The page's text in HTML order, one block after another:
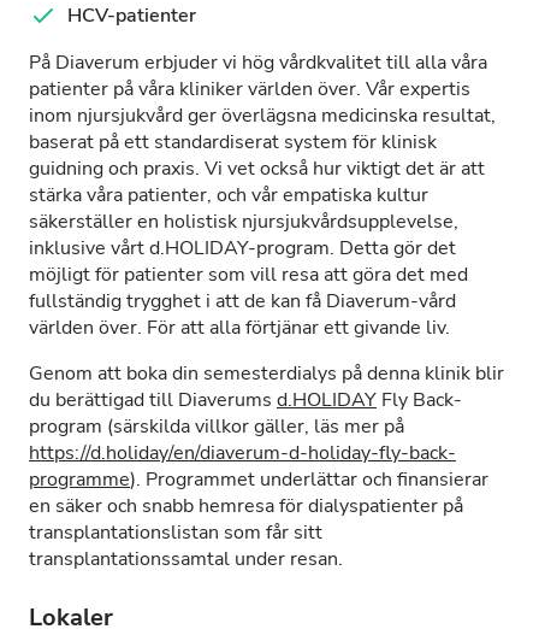
HCV-patienter
På Diaverum erbjuder vi hög vårdkvalitet till alla våra
patienter på våra kliniker världen över. Vår expertis
inom njursjukvård ger överlägsna medicinska resultat,
baserat på ett standardiserat system för klinisk
guidning och praxis. Vi vet också hur viktigt det är att
stärka våra patienter, och vår empatiska kultur
säkerställer en holistisk njursjukvårdsupplevelse,
inklusive vårt d.HOLIDAY-program. Detta gör det
möjligt för patienter som vill resa att göra det med
fullständig trygghet i att de kan få Diaverum-vård
världen över. För att alla förtjänar ett givande liv.
Genom att boka din semesterdialys på denna klinik blir
du berättigad till Diaverums d.HOLIDAY Fly Back-
program (särskilda villkor gäller, läs mer på
https://d.holiday/en/diaverum-d-holiday-fly-back-
programme). Programmet underlättar och finansierar
en säker och snabb hemresa för dialyspatienter på
transplantationslistan som får sitt
transplantationssamtal under resan.
Lokaler